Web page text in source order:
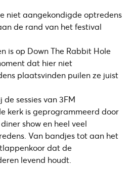
niet aangekondigde optredens
de rand van het festival
is op Down The Rabbit Hole
dat hier niet
plaatsvinden puilen ze juist
de sessies van 3FM
kerk is geprogrammeerd door
show en heel veel
Van bandjes tot aan het
dat de
levend houdt.